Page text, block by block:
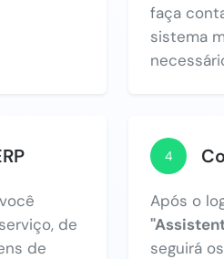
faça
sistema
de
de
4
Após o
seguirá